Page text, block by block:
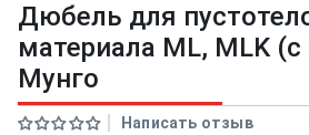
Дюбель для
материала ML, MLK
Мунго
Написать отзыв